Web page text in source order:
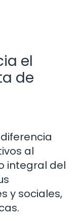
el
de
al
integral del
y sociales,